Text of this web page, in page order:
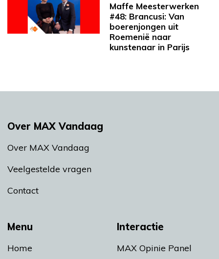
Maffe Meesterwerken
#48: Brancusi: Van
boerenjongen uit
Roemenië naar
kunstenaar in Parijs
Menu
Home
Interactie
MAX Opinie Panel
Over MAX Vandaag
Over MAX Vandaag
Veelgestelde vragen
Contact